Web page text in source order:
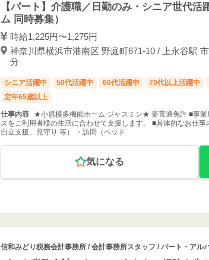
【パート】介護職／日勤のみ・シニア世代
ム 同時募集）
時給1,225円〜1,275円
神奈川県横浜市港南区 野庭町671-10 / 上永谷
分
シニア活躍中 50代活躍中 60代活躍中 70代以上活躍中
定年65歳以上
仕事内容
★小規模多機能ホーム ジャスミン★ 要普通免許 ■事
スをご利用者様の生活に合わせて支援します。 ■具体的なお仕
自立支援、見守り 等） ・訪問（ベッド
気になる
信和みどり税務会計事務所/ 会計事務所スタッフ / パート・アル